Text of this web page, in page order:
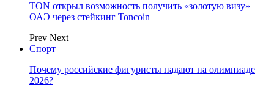
TON открыл возможность получить «золотую визу»
ОАЭ через стейкинг Toncoin
Prev Next
Спорт
Почему российские фигуристы падают на олимпиаде
2026?